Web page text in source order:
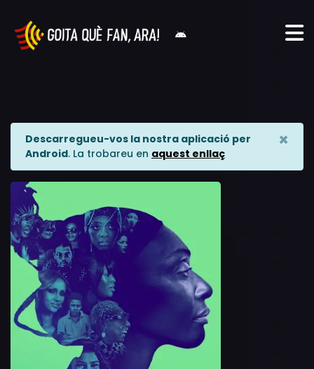
Descarregueu-vos la nostra aplicació per
Android. La trobareu en aquest enllaç
×